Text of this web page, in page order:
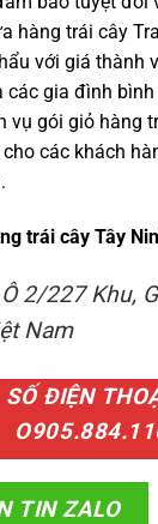
hàng trái cây
với giá thành
các gia đình
vụ gói giỏ hàng
các khách
trái cây Tây
2/227 Khu,
Nam
SỐ ĐIỆN
TIN ZALO